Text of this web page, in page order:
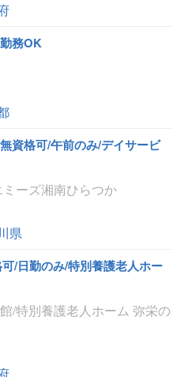
務OK
資格可/午前のみ/デイサービ
ーズ湘南ひらつか
県
/日勤のみ/特別養護老人ホー
/特別養護老人ホーム 弥栄の